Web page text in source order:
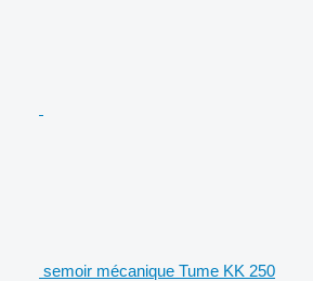
semoir mécanique Tume KK 250